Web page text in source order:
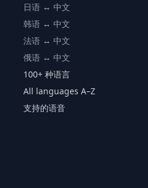
日语 ↔ 中文
韩语 ↔ 中文
法语 ↔ 中文
俄语 ↔ 中文
100+ 种语言
All languages A–Z
支持的语音